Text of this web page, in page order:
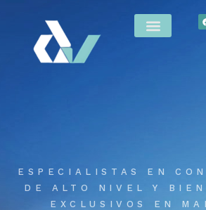
ESPECIALISTAS EN
DE ALTO NIVEL Y
EXCLUSIVOS EN